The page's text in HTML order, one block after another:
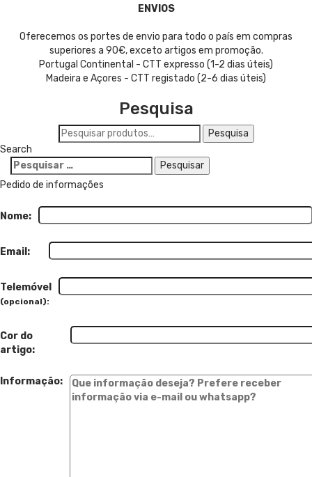
ENVIOS
Oferecemos os portes de envio para todo o país em compras
superiores a 90€, exceto artigos em promoção.
Portugal Continental - CTT expresso (1-2 dias úteis)
Madeira e Açores - CTT registado (2-6 dias úteis)
Pesquisa
Pesquisar
por:
Pesquisa
Search
Pesquisar
por:
Pedido de informações
Nome:
Email:
Telemóvel
(opcional):
Cor do
artigo:
Informação: